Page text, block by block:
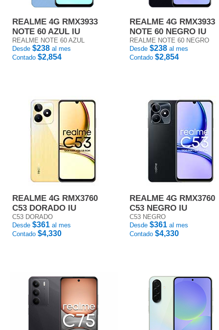
REALME 4G RMX3933
NOTE 60 AZUL IU
REALME NOTE 60 AZUL
Desde $238 al mes
Contado $2,854
REALME 4G RMX3933
NOTE 60 NEGRO IU
REALME NOTE 60 NEGRO
Desde $238 al mes
Contado $2,854
REALME 4G RMX3760
C53 DORADO IU
C53 DORADO
Desde $361 al mes
Contado $4,330
REALME 4G RMX3760
C53 NEGRO IU
C53 NEGRO
Desde $361 al mes
Contado $4,330